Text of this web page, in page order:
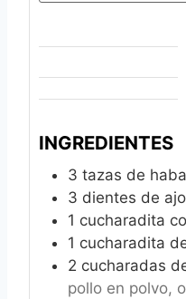
INGREDIENTES
3 tazas de
3 dientes de
1 cucharadita
1 cucharadita
2 cucharadas
pollo en polvo,